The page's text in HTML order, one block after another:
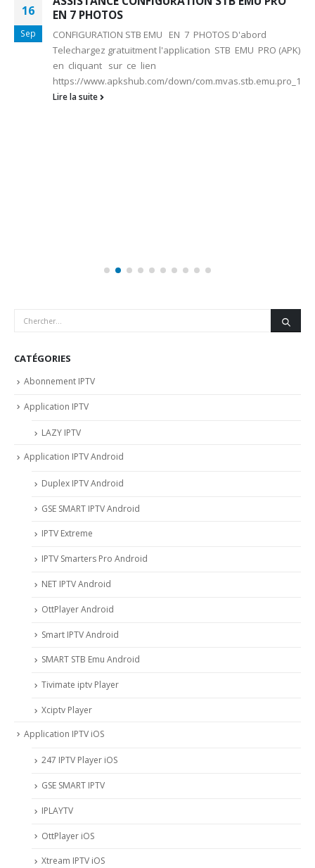
16
Sep
EN 7 PHOTOS
CONFIGURATION STB EMU EN 7 PHOTOS D'abord
Telechargez gratuitment l'application STB EMU PRO (APK)
en cliquant sur ce lien
https://www.apkshub.com/down/
Lire la suite
CATÉGORIES
Abonnement IPTV
Application IPTV
LAZY IPTV
Application IPTV Android
Duplex IPTV Android
GSE SMART IPTV Android
IPTV Extreme
IPTV Smarters Pro Android
NET IPTV Android
OttPlayer Android
Smart IPTV Android
SMART STB Emu Android
Tivimate iptv Player
Xciptv Player
Application IPTV iOS
247 IPTV Player iOS
‎GSE SMART IPTV
IPLAYTV
OttPlayer iOS
Xtream IPTV iOS